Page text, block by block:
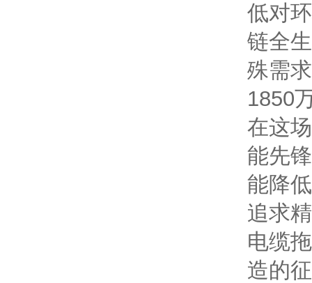
低对
链全
殊需
1850
在这
能先
能降
追求
电缆
造的